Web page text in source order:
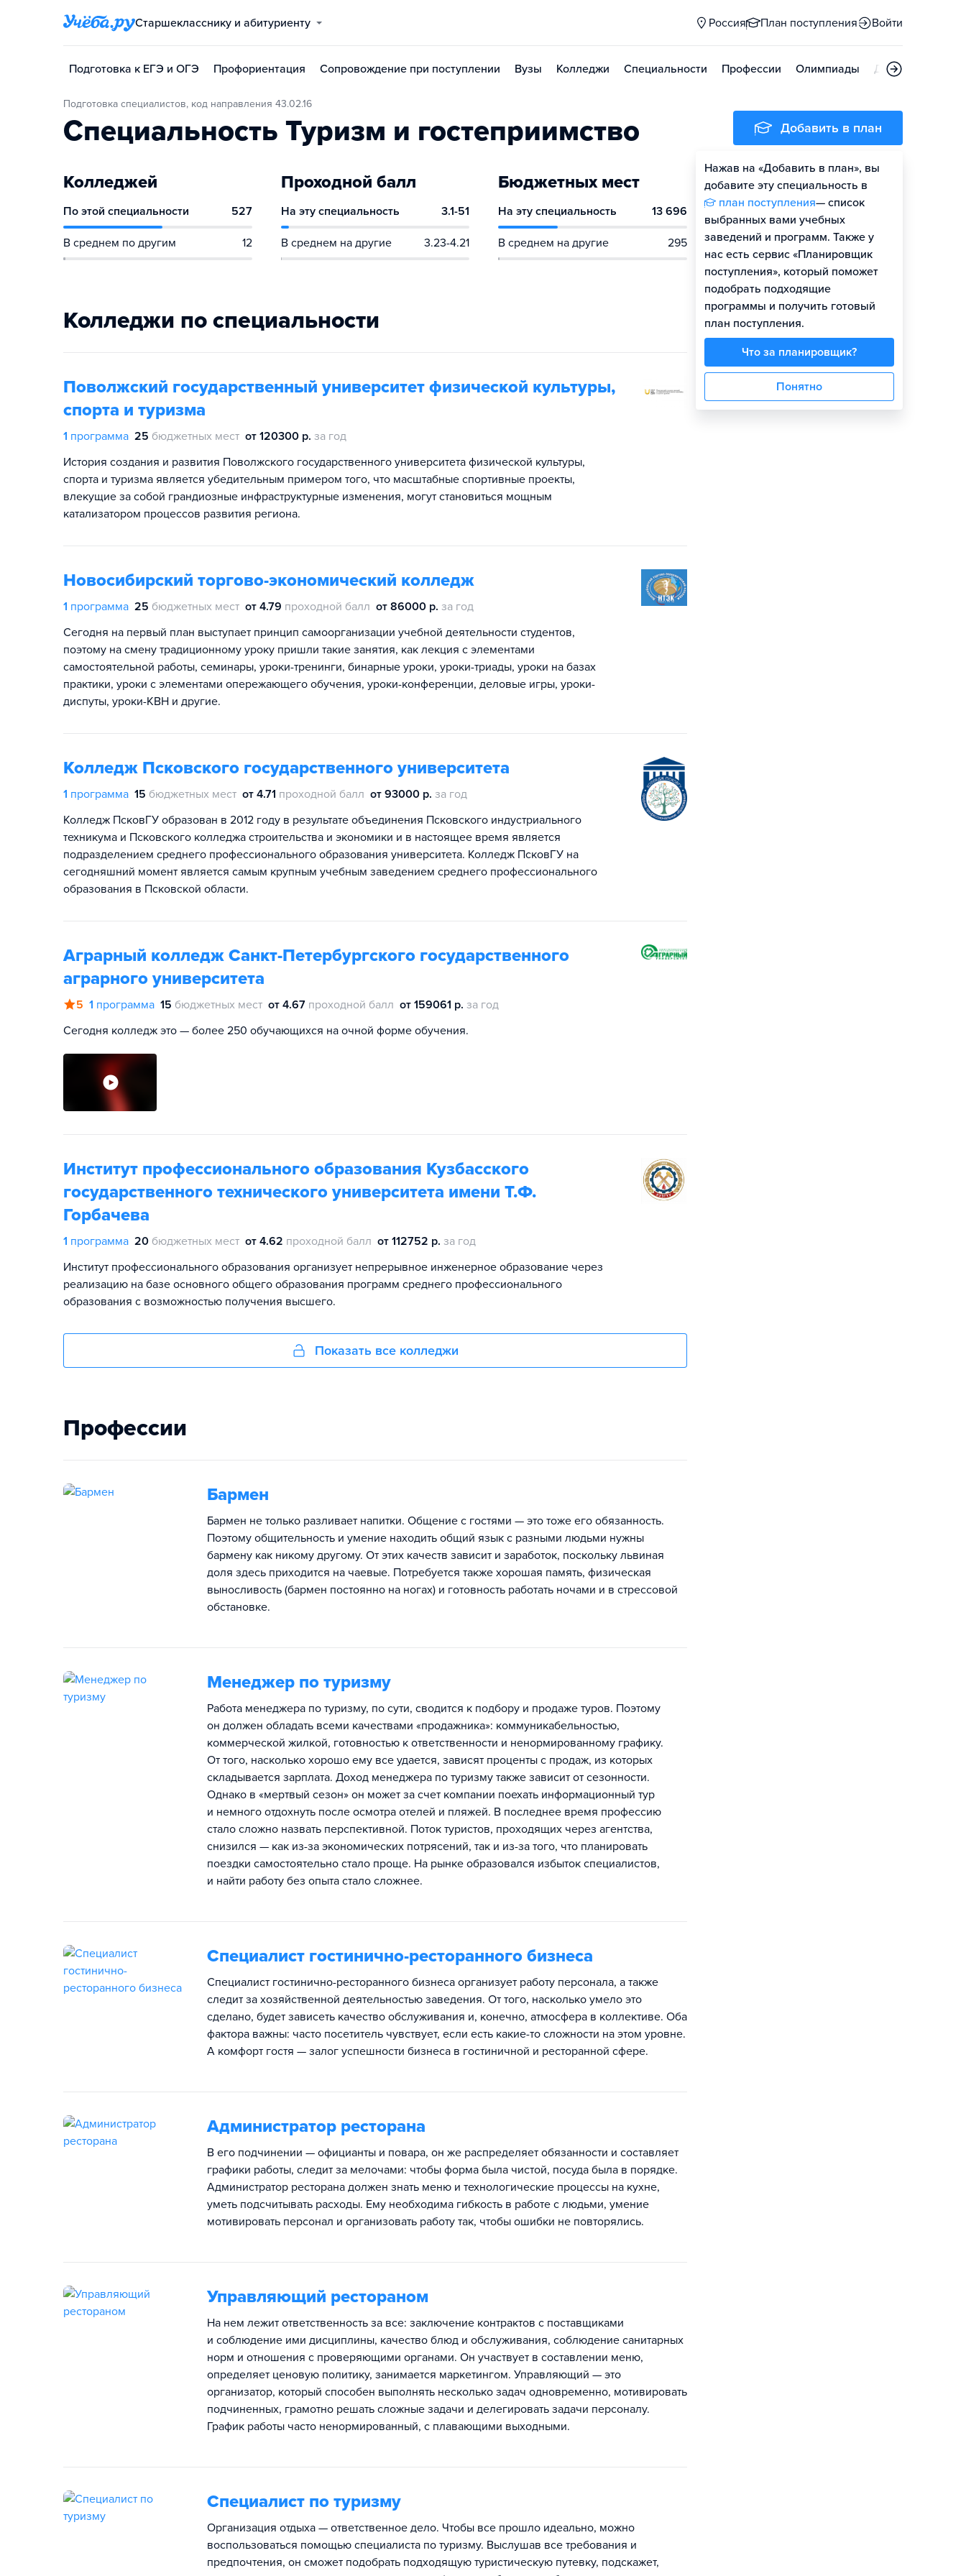
Старшекласснику и абитуриенту Россия План поступления Войти
Подготовка к ЕГЭ и ОГЭ Профориентация Сопровождение при поступлении Вузы Колледжи Специальности Профессии Олимпиады Дни открытых
Подготовка специалистов, код направления 43.02.16
Специальность Туризм и гостеприимство
Колледжей
По этой специальности 527
В среднем по другим 12
Проходной балл
На эту специальность 3.1-51
В среднем на другие 3.23-4.21
Бюджетных мест
На эту специальность 13 696
В среднем на другие 295
Колледжи по специальности
Поволжский государственный университет физической культуры,
спорта и туризма
1 программа 25 бюджетных мест от 120300 р. за год
История создания и развития Поволжского государственного университета физической культуры,
спорта и туризма является убедительным примером того, что масштабные спортивные проекты,
влекущие за собой грандиозные инфраструктурные изменения, могут становиться мощным
катализатором процессов развития региона.
Новосибирский торгово-экономический колледж
1 программа 25 бюджетных мест от 4.79 проходной балл от 86000 р. за год
Сегодня на первый план выступает принцип самоорганизации учебной деятельности студентов,
поэтому на смену традиционному уроку пришли такие занятия, как лекция с элементами
самостоятельной работы, семинары, уроки-тренинги, бинарные уроки, уроки-триады, уроки на базах
практики, уроки с элементами опережающего обучения, уроки-конференции, деловые игры, уроки-
диспуты, уроки-КВН и другие.
Колледж Псковского государственного университета
1 программа 15 бюджетных мест от 4.71 проходной балл от 93000 р. за год
Колледж ПсковГУ образован в 2012 году в результате объединения Псковского индустриального
техникума и Псковского колледжа строительства и экономики и в настоящее время является
подразделением среднего профессионального образования университета. Колледж ПсковГУ на
сегодняшний момент является самым крупным учебным заведением среднего профессионального
образования в Псковской области.
Аграрный колледж Санкт-Петербургского государственного
аграрного университета
5 1 программа 15 бюджетных мест от 4.67 проходной балл от 159061 р. за год
Сегодня колледж это — более 250 обучающихся на очной форме обучения.
Институт профессионального образования Кузбасского
государственного технического университета имени Т.Ф.
Горбачева
1 программа 20 бюджетных мест от 4.62 проходной балл от 112752 р. за год
Институт профессионального образования организует непрерывное инженерное образование через
реализацию на базе основного общего образования программ среднего профессионального
образования с возможностью получения высшего.
Показать все колледжи
Профессии
Бармен
Бармен не только разливает напитки. Общение с гостями — это тоже его обязанность.
Поэтому общительность и умение находить общий язык с разными людьми нужны
бармену как никому другому. От этих качеств зависит и заработок, поскольку львиная
доля здесь приходится на чаевые. Потребуется также хорошая память, физическая
выносливость (бармен постоянно на ногах) и готовность работать ночами и в стрессовой
обстановке.
Менеджер по туризму
Работа менеджера по туризму, по сути, сводится к подбору и продаже туров. Поэтому
он должен обладать всеми качествами «продажника»: коммуникабельностью,
коммерческой жилкой, готовностью к ответственности и ненормированному графику.
От того, насколько хорошо ему все удается, зависят проценты с продаж, из которых
складывается зарплата. Доход менеджера по туризму также зависит от сезонности.
Однако в «мертвый сезон» он может за счет компании поехать информационный тур
и немного отдохнуть после осмотра отелей и пляжей. В последнее время профессию
стало сложно назвать перспективной. Поток туристов, проходящих через агентства,
снизился — как из-за экономических потрясений, так и из-за того, что планировать
поездки самостоятельно стало проще. На рынке образовался избыток специалистов,
и найти работу без опыта стало сложнее.
Специалист гостинично-ресторанного бизнеса
Специалист гостинично-ресторанного бизнеса организует работу персонала, а также
следит за хозяйственной деятельностью заведения. От того, насколько умело это
сделано, будет зависеть качество обслуживания и, конечно, атмосфера в коллективе. Оба
фактора важны: часто посетитель чувствует, если есть какие-то сложности на этом уровне.
А комфорт гостя — залог успешности бизнеса в гостиничной и ресторанной сфере.
Администратор ресторана
В его подчинении — официанты и повара, он же распределяет обязанности и составляет
графики работы, следит за мелочами: чтобы форма была чистой, посуда была в порядке.
Администратор ресторана должен знать меню и технологические процессы на кухне,
уметь подсчитывать расходы. Ему необходима гибкость в работе с людьми, умение
мотивировать персонал и организовать работу так, чтобы ошибки не повторялись.
Управляющий рестораном
На нем лежит ответственность за все: заключение контрактов с поставщиками
и соблюдение ими дисциплины, качество блюд и обслуживания, соблюдение санитарных
норм и отношения с проверяющими органами. Он участвует в составлении меню,
определяет ценовую политику, занимается маркетингом. Управляющий — это
организатор, который способен выполнять несколько задач одновременно, мотивировать
подчиненных, грамотно решать сложные задачи и делегировать задачи персоналу.
График работы часто ненормированный, с плавающими выходными.
Специалист по туризму
Организация отдыха — ответственное дело. Чтобы все прошло идеально, можно
воспользоваться помощью специалиста по туризму. Выслушав все требования и
предпочтения, он сможет подобрать подходящую туристическую путевку, подскажет,
Добавить в план
Нажав на «Добавить в план», вы
добавите эту специальность в
план поступления— список
выбранных вами учебных
заведений и программ. Также у
нас есть сервис «Планировщик
поступления», который поможет
подобрать подходящие
программы и получить готовый
план поступления.
Что за планировщик?
Понятно